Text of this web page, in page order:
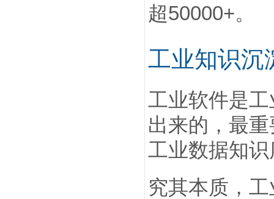
超50000+。
工业知识沉
工业软件是
出来的，最
工业数据知
究其本质，